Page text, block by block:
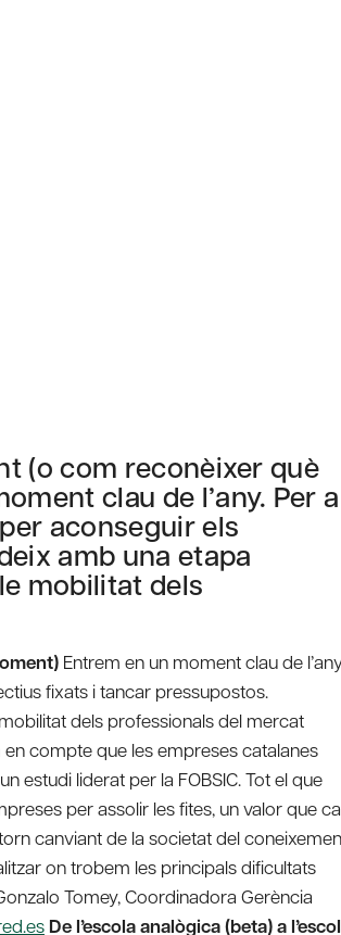
(o com reconèixer què
clau de l’any. Per a
aconseguir els
amb una etapa
mobilitat dels
Entrem en un moment clau de
fixats i tancar pressupostos.
dels professionals del mercat
en compte que les empreses catalanes
estudi liderat per la FOBSIC. Tot el que
per assolir les fites, un valor que
canviant de la societat del
on trobem les principals dificultats
Tomey, Coordinadora Gerència
De l’escola analògica (beta) a